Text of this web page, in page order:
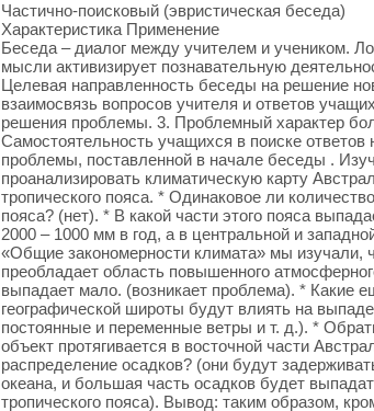
Частично-поисковый (эвристическая беседа)
Характеристика Применение
Беседа – диалог между учителем и учеником.
мысли активизирует познавательную
Целевая направленность беседы на решение
взаимосвязь вопросов учителя и ответов
решения проблемы. 3. Проблемный характер
Самостоятельность учащихся в поиске
проблемы, поставленной в начале беседы .
проанализировать климатическую карту
тропического пояса. * Одинаковое ли
пояса? (нет). * В какой части этого пояса
2000 – 1000 мм в год, а в центральной и
«Общие закономерности климата» мы изучали,
преобладает область повышенного
выпадает мало. (возникает проблема). * Какие
географической широты будут влиять на
постоянные и переменные ветры и т. д.). *
объект протягивается в восточной части
распределение осадков? (они будут
океана, и большая часть осадков будет
тропического пояса). Вывод: таким образом,